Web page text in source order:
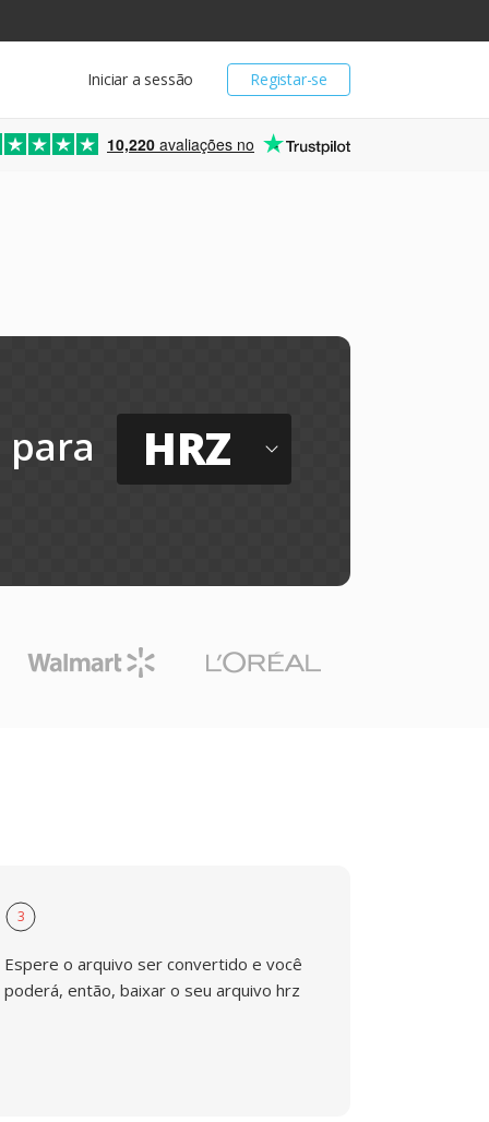
Registar-se
Iniciar a sessão
10,220 avaliações no
para HRZ
3
Espere o arquivo ser convertido e você
poderá, então, baixar o seu arquivo hrz